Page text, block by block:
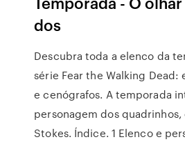
dos
Descubra toda a elenco da
série Fear the Walking
e cenógrafos. A temporada
personagem dos
Stokes. Índice. 1 Elenco e